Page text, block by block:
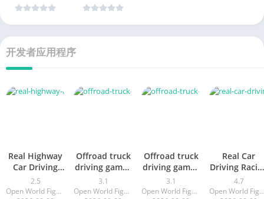
开发者应用程序
Real Highway
Car Driving
games
2.5
Open World Fighting Games
Offroad truck
driving games
3D
3.1
Open World Fighting Games
Offroad truck
driving games
3D
3.1
Open World Fighting Games
Real Car
Driving
Games
4.7
Open World Fighting Games